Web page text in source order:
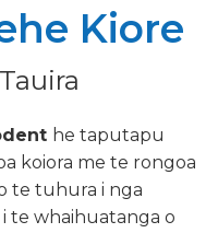
Kiore
he taputapu
koiora me te rongoa
te tuhura i nga
te whaihuatanga o